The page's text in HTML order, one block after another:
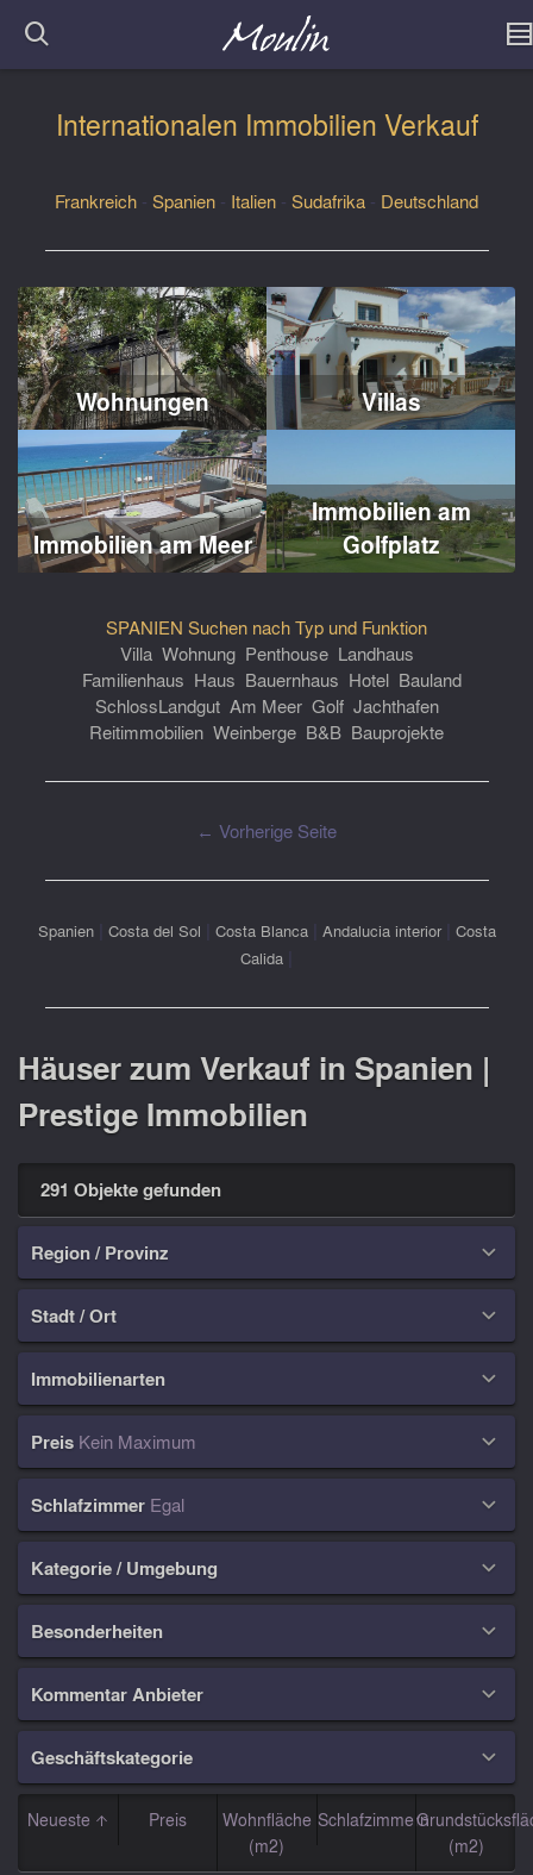
Internationalen Immobilien Verkauf
Frankreich - Spanien - Italien - Sudafrika - Deutschland
Wohnungen Villas
Immobilien am Meer
Immobilien am
Golfplatz
SPANIEN Suchen nach Typ und Funktion
Villa Wohnung Penthouse Landhaus
Familienhaus Haus Bauernhaus Hotel Bauland
SchlossLandgut Am Meer Golf Jachthafen
Reitimmobilien Weinberge B&B Bauprojekte
← Vorherige Seite
Spanien| Costa del Sol Costa Blanca| Andalucia interior|
Costa
Calida
Häuser zum Verkauf in Spanien |
Prestige Immobilien
291 Objekte gefunden
Region / Provinz 
Stadt / Ort 
Immobilienarten 
Preis Kein Maximum 
Schlafzimmer Egal 
Kategorie / Umgebung 
Besonderheiten 
Kommentar Anbieter 
Geschäftskategorie 
Neueste Preis
Wohnfläche
(m2)
Schlafzimmern
(m2)